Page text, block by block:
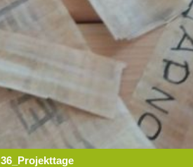
36_Projekttage